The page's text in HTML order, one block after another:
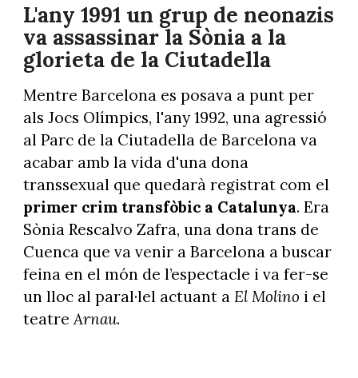
L'any 1991 un grup de neonazis
va assassinar la Sònia a la
glorieta de la Ciutadella
Mentre Barcelona es posava a punt per
als Jocs Olímpics, l'any 1992, una agressió
al Parc de la Ciutadella de Barcelona va
acabar amb la vida d'una dona
transsexual que quedarà registrat com el
primer crim transfòbic a Catalunya. Era
Sònia Rescalvo Zafra, una dona trans de
Cuenca que va venir a Barcelona a buscar
feina en el món de l’espectacle i va fer-se
un lloc al paral·lel actuant a El Molino i el
teatre Arnau.